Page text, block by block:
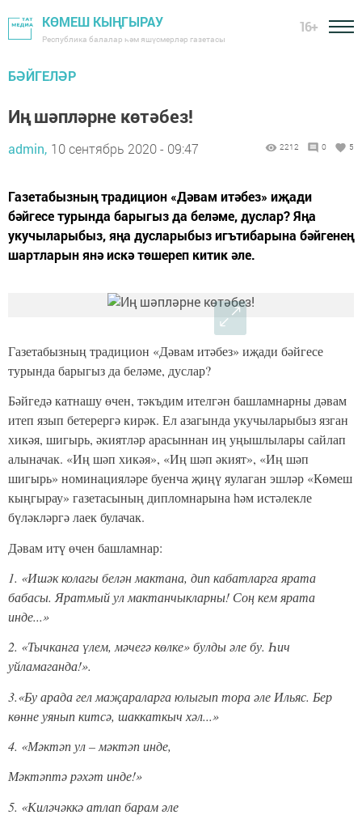
КӨМЕШ КЫҢГЫРАУ
Республика балалар һәм яшүсмерләр газетасы
16+
БӘЙГЕЛӘР
Иң шәпләрне көтәбез!
admin, 10 сентябрь 2020 - 09:47 2212 0 5
Газетабызның традицион «Дәвам итәбез» иҗади
бәйгесе турында барыгыз да беләме, дуслар? Яңа
укучыларыбыз, яңа дусларыбыз игътибарына бәйгенең
шартларын янә искә төшереп китик әле.
Газетабызның традицион «Дәвам итәбез» иҗади бәйгесе
турында барыгыз да беләме, дуслар?
Бәйгедә катнашу өчен, тәкъдим ителгән башламнарны дәвам
итеп язып бетерергә кирәк. Ел азагында укучыларыбыз язган
хикәя, шигырь, әкиятләр арасыннан иң уңышлылары сайлап
алыначак. «Иң шәп хикәя», «Иң шәп әкият», «Иң шәп
шигырь» номинацияләре буенча җиңү яулаган эшләр «Көмеш
кыңгырау» газетасының дипломнарына һәм истәлекле
бүләкләргә лаек булачак.
Дәвам итү өчен башламнар:
1. «Ишәк колагы белән мактана, дип кабатларга ярата
бабасы. Яратмый ул мактанчыкларны! Соң кем ярата
инде...»
2. «Тычканга үлем, мәчегә көлке» булды әле бу. Һич
уйламаганда!».
3.«Бу арада гел маҗараларга юлыгып тора әле Ильяс. Бер
көнне уянып китсә, шаккаткыч хәл...»
4. «Мәктәп ул – мәктәп инде,
Мәктәптә рәхәт инде!»
5. «Киләчәккә атлап барам әле